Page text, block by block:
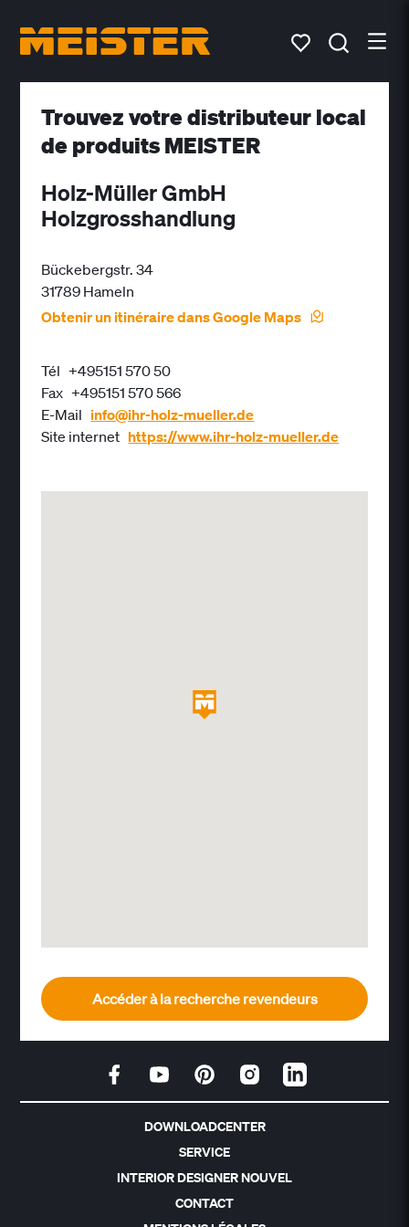
Trouvez votre distributeur local
de produits MEISTER
Holz-Müller GmbH
Holzgrosshandlung
Bückebergstr. 34
31789 Hameln
Obtenir un itinéraire dans Google Maps
Tél +495151 570 50
Fax +495151 570 566
E-Mail info@ihr-holz-mueller.de
Site internet https://www.ihr-holz-mueller.de
Accéder à la recherche revendeurs
DOWNLOADCENTER
SERVICE
INTERIOR DESIGNER NOUVEL
CONTACT